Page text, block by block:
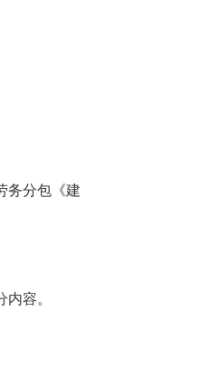
务分包《建
容。